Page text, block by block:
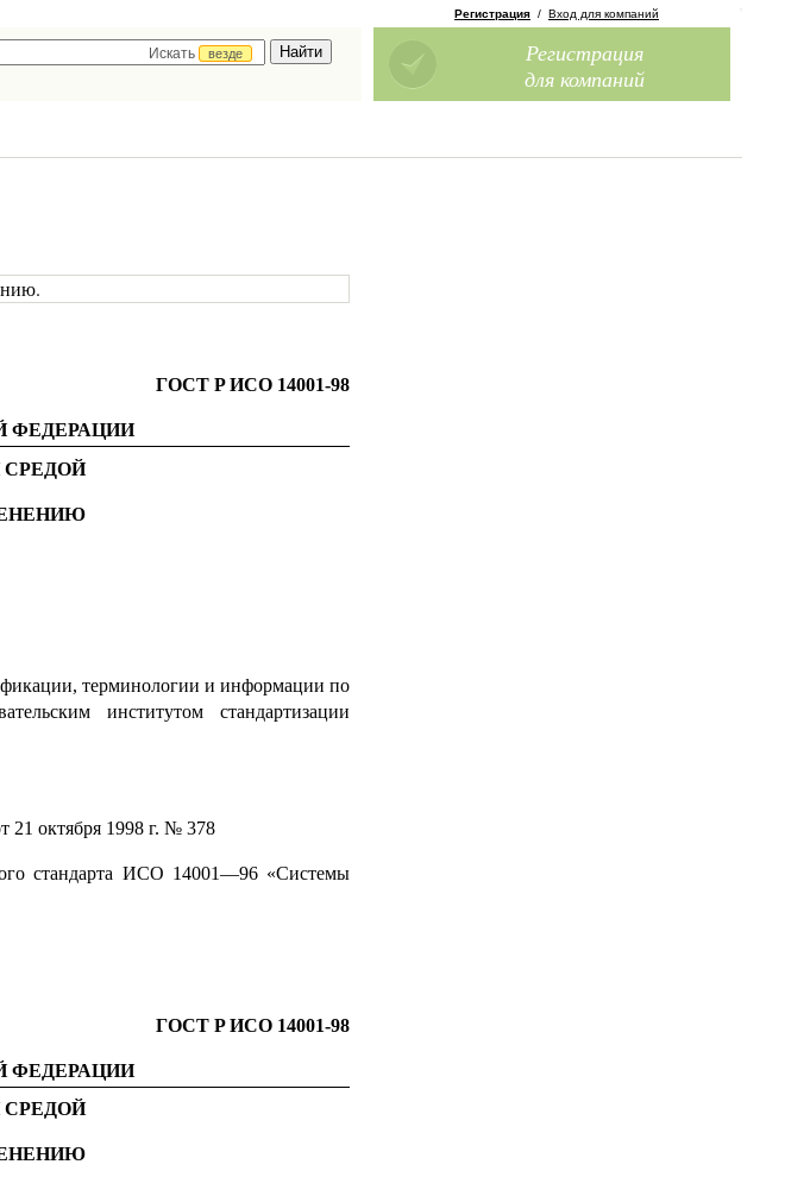
Искать
везде
Регистрация / Вход для компаний
Регистрация
для компаний
ГОСТ P ИСО 14001-98
ФЕДЕРАЦИИ
терминологии и информации по
институтом стандартизации
октября 1998 г. № 378
стандарта ИСО 14001—96 «Системы
ГОСТ P ИСО 14001-98
ФЕДЕРАЦИИ